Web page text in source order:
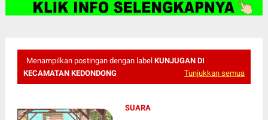
Menampilkan postingan dengan label KUNJUGAN DI
KECAMATAN KEDONDONG
Tunjukkan semua
SUARA